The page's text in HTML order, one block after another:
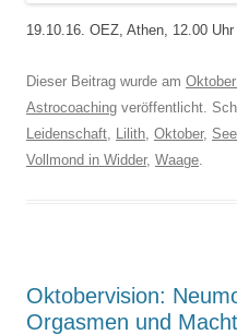
19.10.16. OEZ, Athen, 12.00 Uhr
Dieser Beitrag wurde am
Astrocoaching veröffentlicht.
Leidenschaft, Lilith, Oktober,
Vollmond in Widder, Waage.
Oktobervision:
Orgasmen und